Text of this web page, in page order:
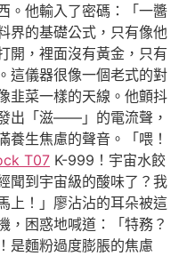
。他輸入了密碼：「一醬
界的基礎公式，只有像他
開，裡面沒有黃金，只有
這儀器很像一個老式的對
韭菜一樣的天線。他顫抖
出「滋——」的電流聲，
養生焦慮的聲音。「喂！
T07 K-999！宇宙水餃
聞到宇宙級的酸味了？我
上！」廖沾沾的耳朵被這
，困惑地喊道：「特務？
是麵粉過度膨脹的焦慮